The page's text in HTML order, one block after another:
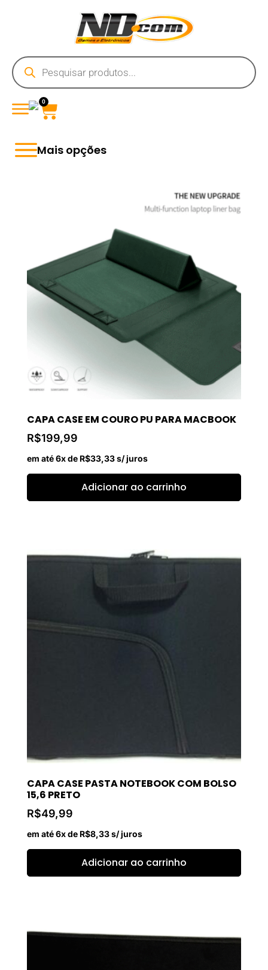
0
Mais opções
CAPA CASE EM COURO PU PARA MACBOOK
R$199,99
em até 6x de R$33,33s/ juros
Adicionar ao carrinho
CAPA CASE PASTA NOTEBOOK COM BOLSO
15,6 PRETO
R$49,99
em até 6x de R$8,33s/ juros
Adicionar ao carrinho